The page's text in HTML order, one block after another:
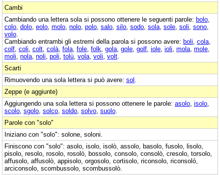
Cambi
Cambiando una lettera sola si possono ottenere le seguenti parole: bolo
colo dolo eolo molo nolo polo salo silo sodo sola sole soli sono
volo
Cambiando entrambi gli estremi della parola si possono avere: boli cola
colf coli colt colà fola fole folk gola gole golf iole ioli mola mole
moli nola noli poli tolù vola voli volt
Scarti
Rimuovendo una sola lettera si può avere: sol
Zeppe (e aggiunte)
Aggiungendo una sola lettera si possono ottenere le parole: asolo isolo
scolo sgolo solco soldo solvo suolo
Parole con "solo"
Iniziano con "solo": solone, soloni.
Finiscono con "solo": asolo, isolo, isolò, assolo, basolo, fusolo, lisolo,
pisolo, resolo, rosolo, rosolò, bossolo, consolo, consolò, cresolo, torsolo,
affusolo, affusolò, appisolo, orgosolo, cortisolo, riconsolo, riconsolò,
arciconsolo, scombussolo, scombussolò.